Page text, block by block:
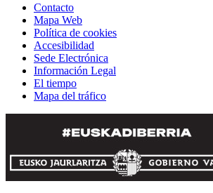
Contacto
Mapa Web
Política de cookies
Accesibilidad
Sede Electrónica
Información Legal
El tiempo
Mapa del tráfico